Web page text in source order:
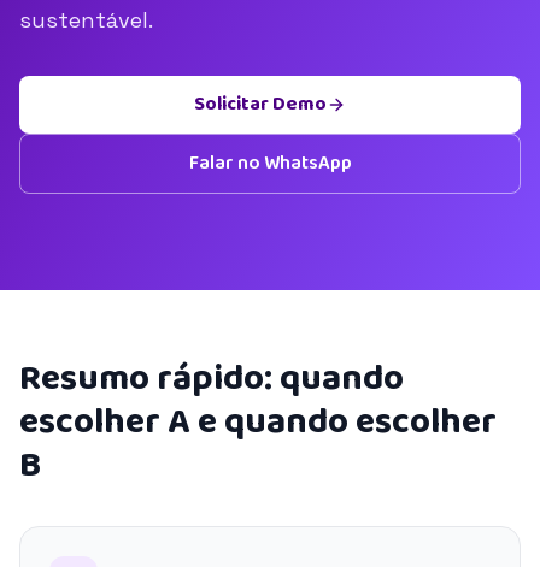
sustentável.
Solicitar Demo
Falar no WhatsApp
Resumo rápido: quando
escolher A e quando escolher
B